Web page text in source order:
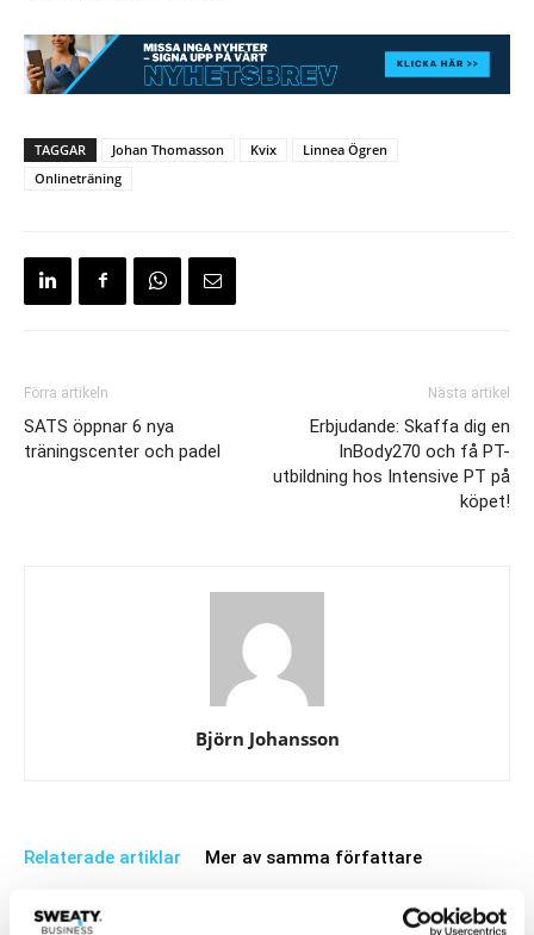
TAGGAR Johan Thomasson Kvix
Linnea Ögren
Onlineträning
Förra artikeln
SATS öppnar 6 nya
träningscenter och padel
Nästa artikel
Erbjudande: Skaffa dig en
InBody270 och få PT-
utbildning hos Intensive PT på
köpet!
Björn Johansson
Relaterade artiklar Mer av samma författare
Samsung Smart TV tar träningen